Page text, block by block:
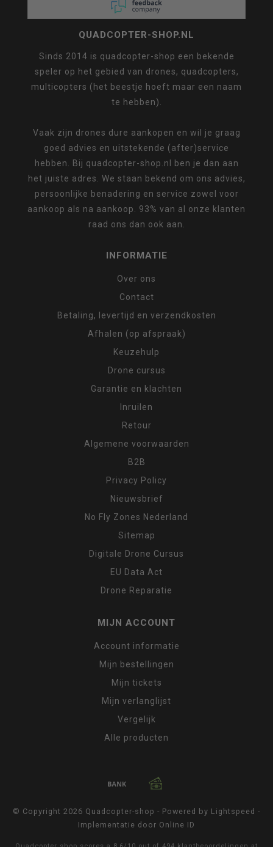
QUADCOPTER-SHOP.NL
Sinds 2014 is quadcopter-shop een bekende
speler op het gebied van drones, quadcopters,
multicopters (het beestje hoeft maar een naam
te hebben).
Vaak zijn drones dure aankopen en wil je graag
goed advies en uitstekende (after)service
hebben. Bij quadcopter-shop.nl ben je dan aan
het juiste adres. We staan bekend om ons advies,
persoonlijke benadering en service zowel voor
aankoop als na aankoop. 93% van al onze klanten
raad ons dan ook aan.
INFORMATIE
Over ons
Contact
Betaling, levertijd en verzendkosten
Afhalen (op afspraak)
Keuzehulp
Drone cursus
Garantie en klachten
Inruilen
Retour
Algemene voorwaarden
B2B
Privacy Policy
Nieuwsbrief
No Fly Zones Nederland
Sitemap
Digitale Drone Cursus
EU Data Act
Drone Reparatie
MIJN ACCOUNT
Account informatie
Mijn bestellingen
Mijn tickets
Mijn verlanglijst
Vergelijk
Alle producten
© Copyright 2026 Quadcopter-shop - Powered by Lightspeed -
Implementatie door Online ID